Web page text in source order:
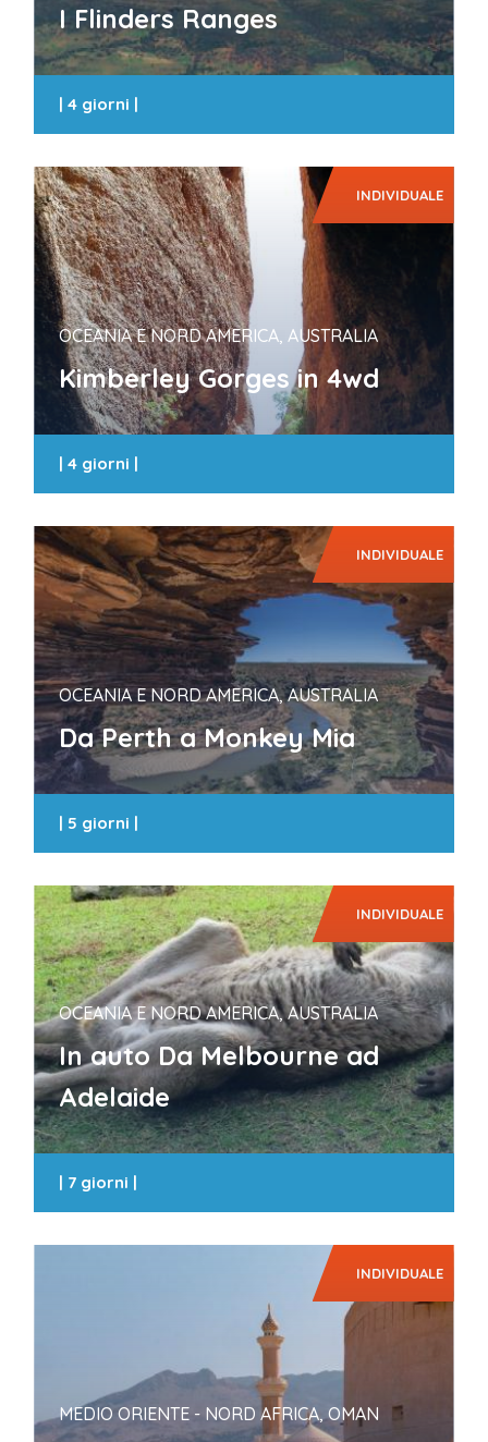
I Flinders Ranges
|4 giorni |
INDIVIDUALE
OCEANIA E NORD AMERICA, AUSTRALIA
Kimberley Gorges in 4wd
|4 giorni |
INDIVIDUALE
OCEANIA E NORD AMERICA, AUSTRALIA
Da Perth a Monkey Mia
| 5 giorni |
INDIVIDUALE
OCEANIA E NORD AMERICA, AUSTRALIA
In auto Da Melbourne ad
Adelaide
| 7 giorni |
INDIVIDUALE
MEDIO ORIENTE - NORD AFRICA, OMAN